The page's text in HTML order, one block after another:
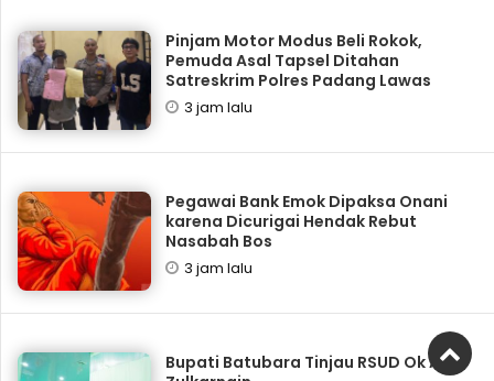
Pinjam Motor Modus Beli Rokok,
Pemuda Asal Tapsel Ditahan
Satreskrim Polres Padang Lawas
3 jam lalu
Pegawai Bank Emok Dipaksa Onani
karena Dicurigai Hendak Rebut
Nasabah Bos
3 jam lalu
Bupati Batubara Tinjau RSUD Ok Arya